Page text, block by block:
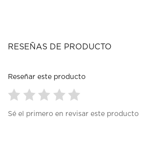
RESEÑAS DE PRODUCTO
Reseñar este producto
paraparaparaparapara
Sé el primero en revisar este producto